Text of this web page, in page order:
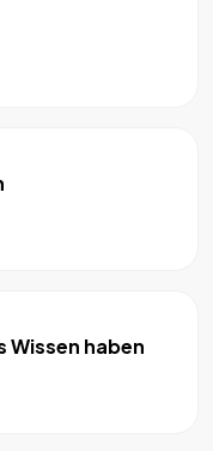
Wissen haben